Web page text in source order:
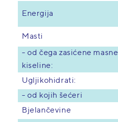
Energija
Masti
- od čega zasićene masne
kiseline:
Ugljikohidrati:
- od kojih šećeri
Bjelančevine